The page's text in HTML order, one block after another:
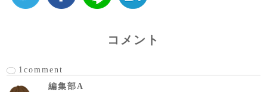
コメント
1comment
編集部A